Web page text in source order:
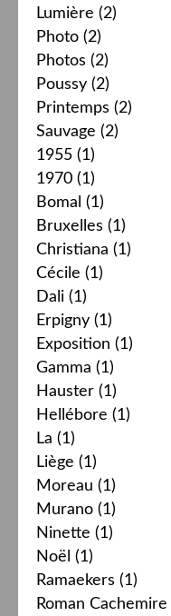
Lumière (2)
Photo (2)
Photos (2)
Poussy (2)
Printemps (2)
Sauvage (2)
1955 (1)
1970 (1)
Bomal (1)
Bruxelles (1)
Christiana (1)
Cécile (1)
Dali (1)
Erpigny (1)
Exposition (1)
Gamma (1)
Hauster (1)
Hellébore (1)
La (1)
Liège (1)
Moreau (1)
Murano (1)
Ninette (1)
Noël (1)
Ramaekers (1)
Roman Cachemire